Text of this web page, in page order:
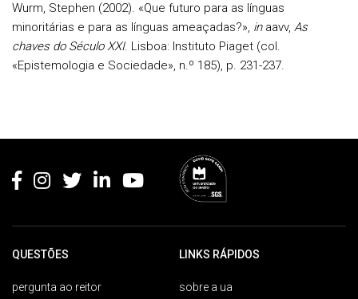
Wurm, Stephen (2002). «Que futuro para as línguas
minoritárias e para as línguas ameaçadas?», in aavv, As
chaves do Século XXI. Lisboa: Instituto Piaget (col.
«Epistemologia e Sociedade», n.º 185), p. 231-237.
QUESTÕES
pergunta ao reitor
LINKS RÁPIDOS
sobre a ua